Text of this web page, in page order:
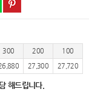
300 200
100
27,300 27,720
해드립니다.